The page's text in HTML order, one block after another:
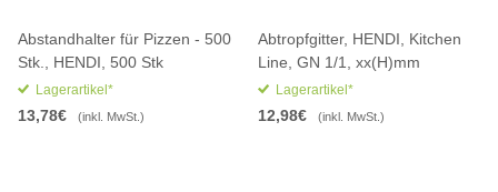
Abstandhalter für Pizzen - 500
Stk., HENDI, 500 Stk
Lagerartikel*
13,78€ (inkl. MwSt.)
Abtropfgitter, HENDI, Kitchen
Line, GN 1/1, xx(H)mm
Lagerartikel*
12,98€ (inkl. MwSt.)